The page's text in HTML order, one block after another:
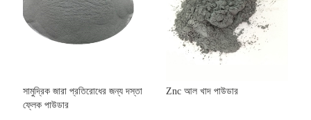
সামুদ্রিক জারা প্রতিরোধের জন্য দস্তা
ফ্লেক পাউডার
Znc আল খাদ পাউডার